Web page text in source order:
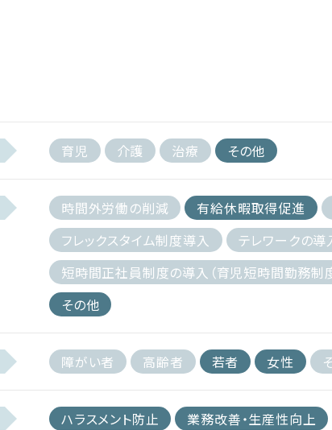
育児 介護 治療 その他
時間外労働の削減 有給休暇取得促進
フレックスタイム制度導入
テレワークの導
短時間正社員制度の導入（育児短時間勤務制度
その他
障がい者 高齢者 若者 女性
ハラスメント防止 業務改善・生産性向上